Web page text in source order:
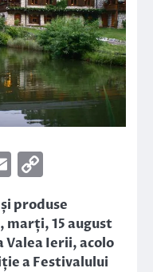
Email
Link
produse
15 august
Valea Ierii, acolo
a Festivalului